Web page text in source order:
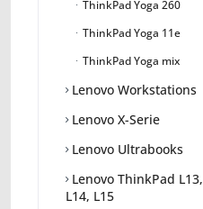
ThinkPad Yoga 260
ThinkPad Yoga 11e
ThinkPad Yoga mix
Lenovo Workstations
Lenovo X-Serie
Lenovo Ultrabooks
Lenovo ThinkPad L13,
L14, L15